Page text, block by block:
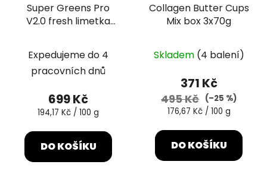
Super Greens Pro
V2.0 fresh limetka
Expedujeme do 4
pracovních dnů
699 Kč
Měrná
194,17 Kč / 100 g
DO KOŠÍKU
Collagen Butter Cups
Mix box 3x70g
Skladem (4 balení)
371 Kč
495 Kč (–25 %)
Měrná
176,67 Kč / 100 g
DO KOŠÍKU